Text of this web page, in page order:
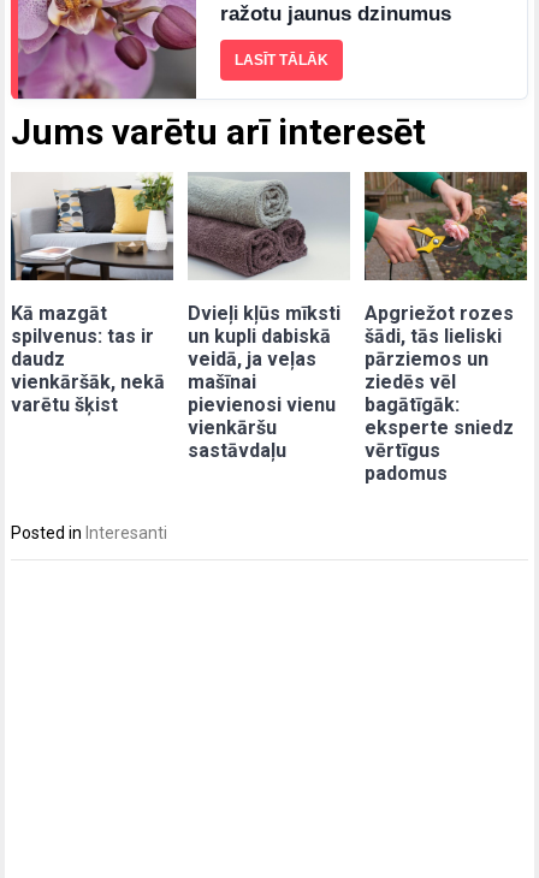
Jums varētu arī interesēt
Kā mazgāt
spilvenus: tas ir
daudz
vienkāršāk, nekā
varētu šķist
Dvieļi kļūs mīksti
un kupli dabiskā
veidā, ja veļas
mašīnai
pievienosi vienu
vienkāršu
sastāvdaļu
Apgriežot rozes
šādi, tās lieliski
pārziemos un
ziedēs vēl
bagātīgāk:
eksperte sniedz
vērtīgus
padomus
ražotu jaunus dzinumus
LASĪT TĀLĀK
Posted inInteresanti